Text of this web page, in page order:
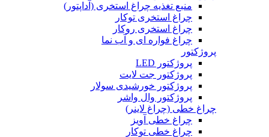
منبع تغذیه چراغ استخری (آداپتور)
چراغ استخری توکار
چراغ استخری روکار
چراغ فواره ای و آب نما
پروژکتور
پروژکتور LED
پروژکتور جت لایت
پروژکتور خورشیدی سولار
پروژکتور وال واشر
چراغ خطی (چراغ لاینر)
چراغ خطی آویز
چراغ خطی توکار